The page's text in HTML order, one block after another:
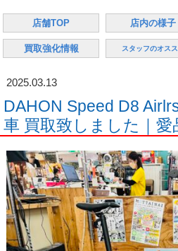
店舗TOP 店内の様子
買取強化情報 スタッフのオス
2025.03.13
DAHON Speed D8
車 買取致しました｜愛